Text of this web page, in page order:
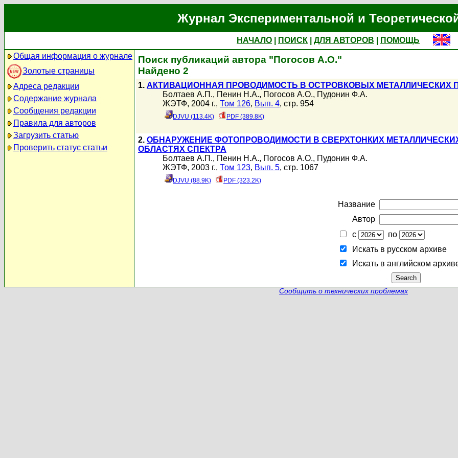
Журнал Экспериментальной и
НАЧАЛО ПОИСК ДЛЯ АВТОРОВ
ПОМОЩЬ
Общая информация о журнале
Золотые страницы
Адреса редакции
Содержание журнала
Сообщения редакции
Правила для авторов
Загрузить статью
Проверить статус статьи
Поиск публикаций автора "Погосов А.О."
Найдено 2
1. АКТИВАЦИОННАЯ ПРОВОДИМОСТЬ В ОСТРОВКОВЫХ МЕТАЛЛИЧЕСКИХ
Болтаев А.П., Пенин Н.А., Погосов А.О., Пудонин Ф.А.
ЖЭТФ, 2004 г., Том 126, Вып. 4, стр. 954
DJVU (113.4K) PDF (389.8K)
2. ОБНАРУЖЕНИЕ ФОТОПРОВОДИМОСТИ В СВЕРХТОНКИХ
ОБЛАСТЯХ СПЕКТРА
Болтаев А.П., Пенин Н.А., Погосов А.О., Пудонин Ф.А.
ЖЭТФ, 2003 г., Том 123, Вып. 5, стр. 1067
DJVU (88.9K) PDF (323.2K)
Название
Автор
с
по
Искать в русском архиве
Искать в английском
Сообщить о технических проблемах